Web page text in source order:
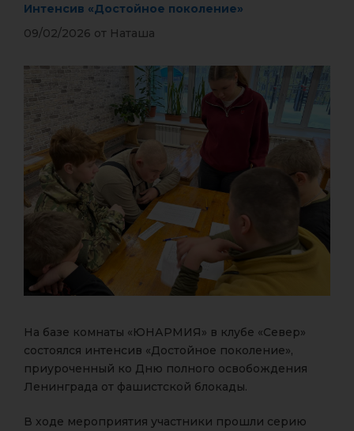
Интенсив «Достойное поколение»
09/02/2026 от Наташа
На базе комнаты «ЮНАРМИЯ» в клубе «Север»
состоялся интенсив «Достойное поколение»,
приуроченный ко Дню полного освобождения
Ленинграда от фашистской блокады.
В ходе мероприятия участники прошли серию